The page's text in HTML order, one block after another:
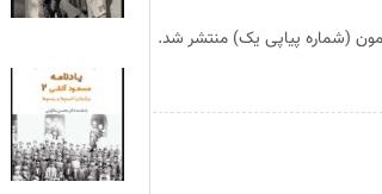
(شماره پیاپی یک) منتشر شد.